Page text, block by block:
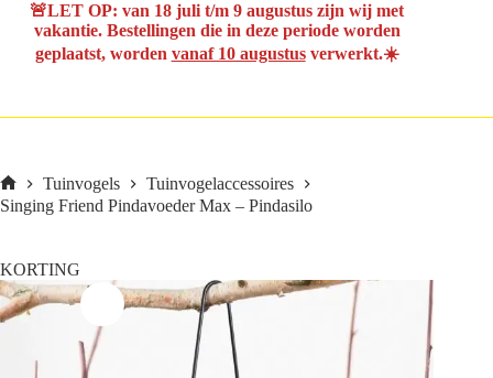
🚨LET OP: van 18 juli t/m 9 augustus zijn wij met
vakantie. Bestellingen die in deze periode worden
geplaatst, worden vanaf 10 augustusverwerkt.☀️
Home
Tuinvogels
Tuinvogelaccessoires
Singing Friend Pindavoeder Max – Pindasilo
KORTING